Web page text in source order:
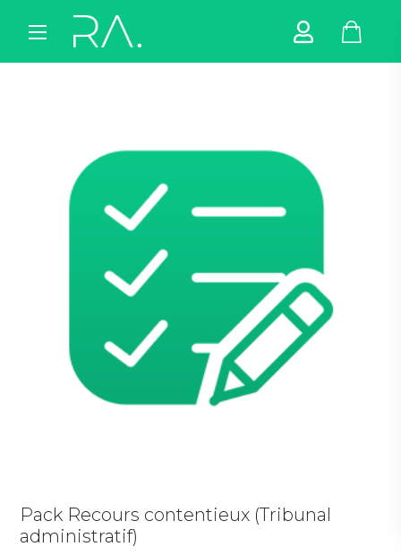
Pack Recours contentieux (Tribunal
administratif)